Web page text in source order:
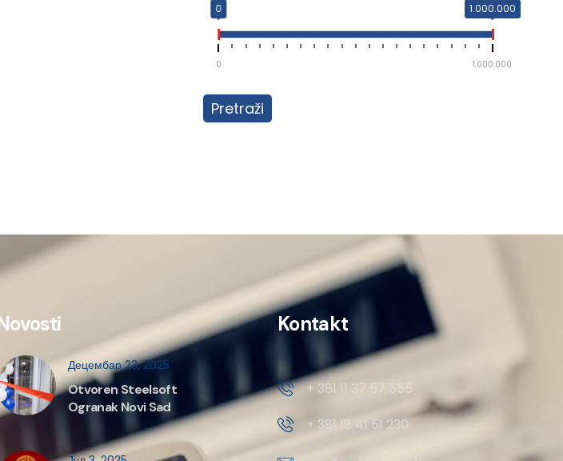
0 1.000.000
0 1.000.000
Pretraži
Децембар 23, 2025
Otvoren Steelsoft
Ogranak Novi Sad
Kontakt
+ 381 11 37 57 555
+ 381 18 41 51 230